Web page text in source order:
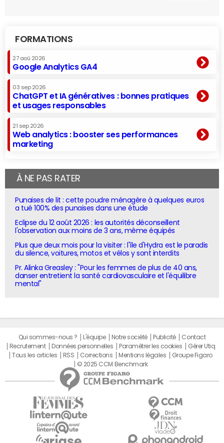
FORMATIONS
27 aoû 2026
Google Analytics GA4
03 sep 2026
ChatGPT et IA génératives : bonnes pratiques
et usages responsables
21 sep 2026
Web analytics : booster ses performances
marketing
À NE PAS RATER
Punaises de lit : cette poudre ménagère à quelques euros
a tué 100% des punaises dans une étude
Eclipse du 12 août 2026 : les autorités déconseillent
l'observation aux moins de 3 ans, même équipés
Plus que deux mois pour la visiter : l'île d'Hydra est le paradis
du silence, voitures, motos et vélos y sont interdits
Pr. Alinka Greasley : "Pour les femmes de plus de 40 ans,
danser entretient la santé cardiovasculaire et l'équilibre
mental"
Qui sommes-nous ? L'équipe Notre société Publicité
Contact
Recrutement
Données personnelles Paramétrer les cookies
Gérer Utiq
Tous les articles
RSS Corrections Mentions légales
Groupe Figaro
© 2025 CCM Benchmark